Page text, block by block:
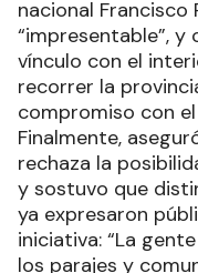
nacional
“impresentable”,
vínculo con el
recorrer la
compromiso con
Finalmente,
rechaza la
y sostuvo que
ya expresaron
iniciativa: “La
los parajes y